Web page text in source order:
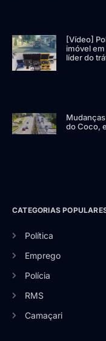
[Vídeo]
imóvel
líder do
do Coco,
CATEGORIAS
Política
Emprego
Polícia
RMS
Camaçari